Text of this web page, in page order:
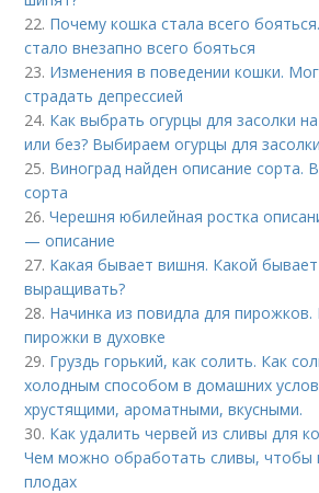
22. Почему кошка стала всего
стало внезапно всего бояться
23. Изменения в поведении кошки.
страдать депрессией
24. Как выбрать огурцы для засолки
или без? Выбираем огурцы для
25. Виноград найден описание сорта.
сорта
26.Черешня юбилейная ростка
— описание
27. Какая бывает вишня. Какой
выращивать?
28. Начинка из повидла для
пирожки в духовке
29. Груздь горький, как солить. Как
холодным способом в домашних
хрустящими, ароматными, вкусными.
30. Как удалить червей из сливы для
Чем можно обработать сливы, чтобы
плодах